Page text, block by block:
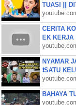
TUASI ||
CERITA
EK KERJA
NYAMAR
❗SATU
BAHAYA